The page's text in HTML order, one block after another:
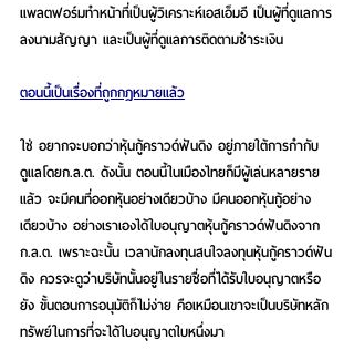
แพลตฟอร์มทำหน้าที่เป็นผู้วิเคราะห์เอสเอ็มอี เป็นผู้ที่ดูแลการ
ลงนามสัญญา และเป็นผู้ที่ดูแลการติดตามชำระเงิน
ตอนนี้เป็นเรื่องที่ถูกกฎหมายแล้ว
ใช่ อยากจะบอกว่าหุ้นกู้คราวด์ฟันดิง อยู่ภายใต้การกำกับ
ดูแลโดยก.ล.ต. ดังนั้น ตอนนี้ในเมืองไทยก็มีผู้เล่นหลายราย
แล้ว จะมีคนที่ออกหุ้นอย่างเดียวบ้าง มีคนออกหุ้นกู้อย่าง
เดียวบ้าง อย่างเราเองได้ใบอนุญาตหุ้นกู้คราวด์ฟันดิงจาก
ก.ล.ต. เพราะฉะนั้น เวลานักลงทุนสนใจลงทุนหุ้นกู้คราวด์ฟัน
ดิง ควรจะดูว่าบริษัทนั้นอยู่ในรายชื่อที่ได้รับใบอนุญาตหรือ
ยัง ขั้นตอนการอนุมัติก็ไม่ง่าย คือเหมือนเขาจะเป็นบริษัทหลัก
ทรัพย์ในการที่จะได้ใบอนุญาตใบหนึ่งมา